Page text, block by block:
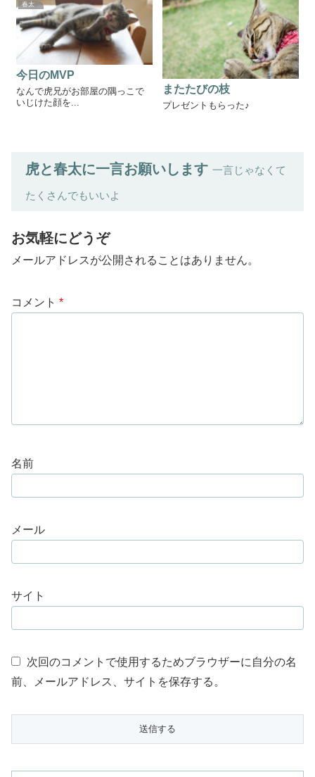
春太
今日のMVP
なんで虎兄がお部屋の隅っこで
いじけた顔を...
またたびの枝
プレゼントもらった♪
虎と春太に一言お願いします 一言じゃなくて
たくさんでもいいよ
お気軽にどうぞ
メールアドレスが公開されることはありません。
コメント *
名前
メール
サイト
次回のコメントで使用するためブラウザーに自分の名
前、メールアドレス、サイトを保存する。